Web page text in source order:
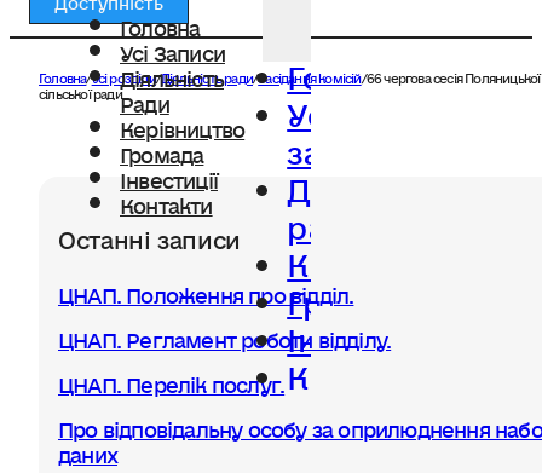
Головна
Усі Записи
Діяльність
Ради
Керівництво
Громада
Інвестиції
Контакти
Головна
Усі
записи
Діяльність
ради
Керівництво
Громада
Інвестиції
Контакти
Головна/Усі розділи/Діяльність ради/Засідання комісій/66 чергова сесія Поляницької
сільської ради.
Останні записи
ЦНАП. Положення про відділ.
ЦНАП. Регламент роботи відділу.
ЦНАП. Перелік послуг.
Про відповідальну особу за оприлюднення
даних